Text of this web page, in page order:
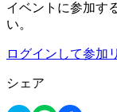
イベントに参加す
い。
ログインして参加
シェア